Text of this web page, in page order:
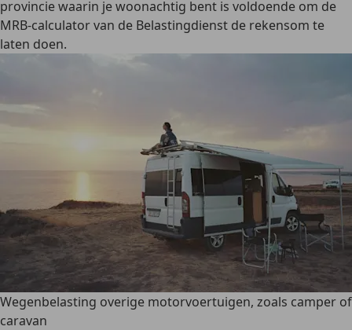
provincie waarin je woonachtig bent is voldoende om de
MRB-calculator van de Belastingdienst de rekensom te
laten doen.
Wegenbelasting overige motorvoertuigen, zoals camper of
caravan